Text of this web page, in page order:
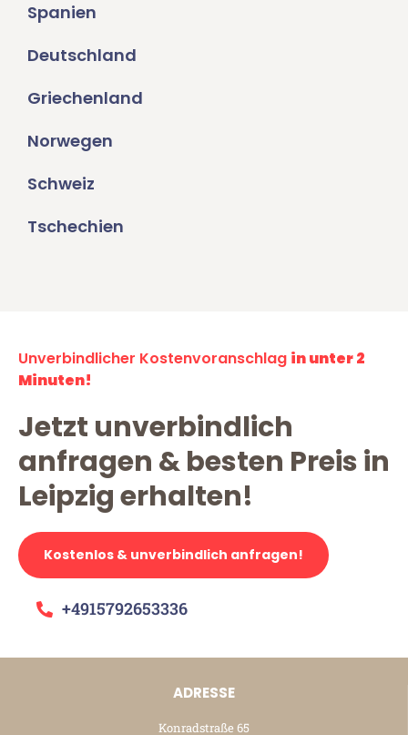
Spanien
Deutschland
Griechenland
Norwegen
Schweiz
Tschechien
Unverbindlicher Kostenvoranschlag in unter 2
Minuten!
Jetzt unverbindlich
anfragen & besten Preis in
Leipzig erhalten!
Kostenlos & unverbindlich anfragen!
+4915792653336
ADRESSE
Konradstraße 65